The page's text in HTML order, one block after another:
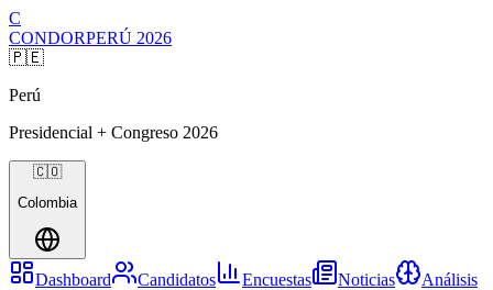
C
CONDORPERÚ 2026
🇵🇪
Perú
Presidencial + Congreso 2026
🇨🇴
Colombia
Dashboard Candidatos Encuestas Noticias
Análisis